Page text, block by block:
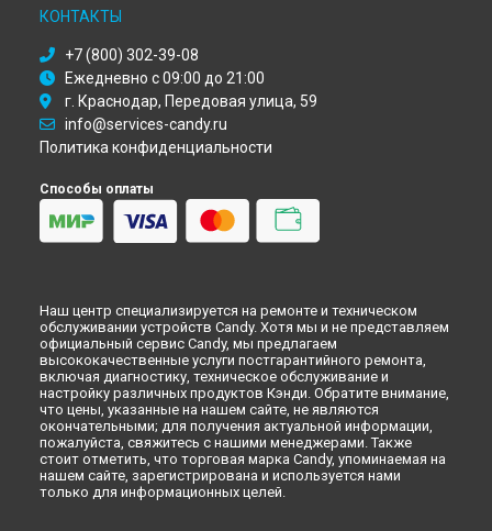
Ремонт холодильника CKBBF172 Candy в
Ремонт холодильника CKBBF172 Candy в
КОНТАКТЫ
+7 (800) 302-39-08
Ежедневно с 09:00 до 21:00
г. Краснодар, Передовая улица, 59
info@services-candy.ru
Политика конфиденциальности
Способы оплаты
Наш центр специализируется на ремонте и техническом
обслуживании устройств Candy. Хотя мы и не представляем
официальный сервис Candy, мы предлагаем
высококачественные услуги постгарантийного ремонта,
включая диагностику, техническое обслуживание и
настройку различных продуктов Кэнди. Обратите внимание,
что цены, указанные на нашем сайте, не являются
окончательными; для получения актуальной информации,
пожалуйста, свяжитесь с нашими менеджерами. Также
стоит отметить, что торговая марка Candy, упоминаемая на
нашем сайте, зарегистрирована и используется нами
только для информационных целей.